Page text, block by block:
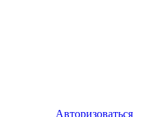
Авторизоваться